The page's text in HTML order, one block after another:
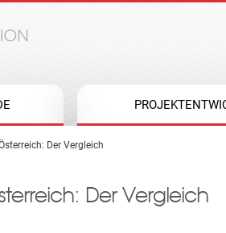
Der Vergleich
Der Vergleich